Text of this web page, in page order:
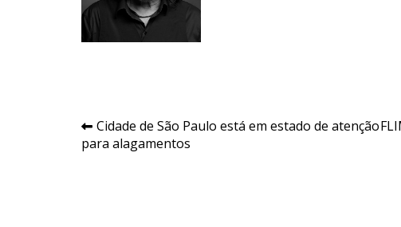
Navegação
de
Cidade de São Paulo está em estado de atenção
para alagamentos